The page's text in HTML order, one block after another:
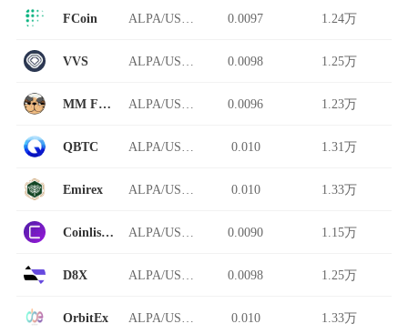
FCoin 0.0097 1.24万
VVS 0.0098 1.25万
MM Finance 0.0096 1.23万
QBTC 0.010 1.31万
Emirex 0.010 1.33万
Coinlist Pro 0.0090 1.15万
D8X 0.0098 1.25万
OrbitEx 0.010 1.33万